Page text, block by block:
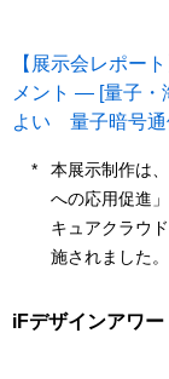
【展示会レポー
メント ― [量子
よい 量子暗号通
本展示制作は
への応用促進
キュアクラウ
施されました。
iFデザインアワー